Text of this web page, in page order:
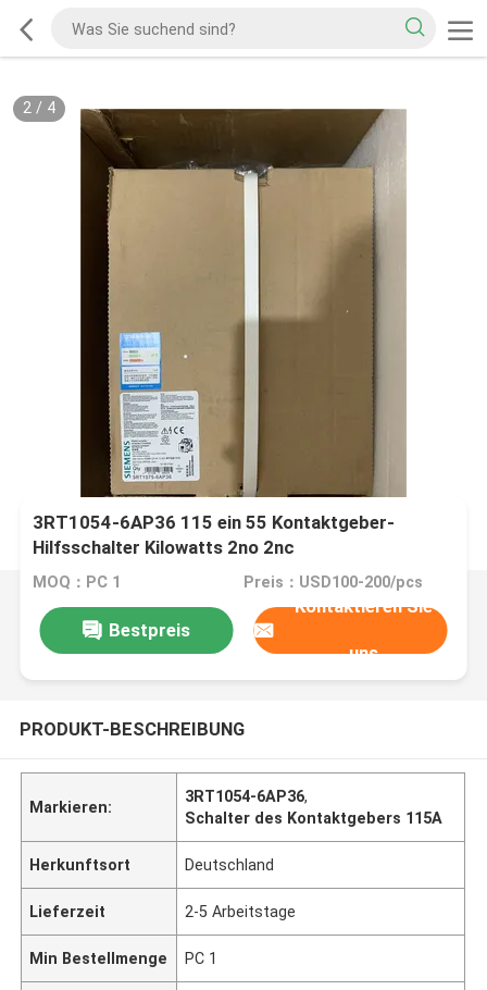
2/ 4
3RT1054-6AP36 115 ein 55 Kontaktgeber-
Hilfsschalter Kilowatts 2no 2nc
MOQ：PC 1 Preis：USD100-200/pcs
Bestpreis
Kontaktieren Sie
uns
PRODUKT-BESCHREIBUNG
Markieren:
3RT1054-6AP36,
Schalter des Kontaktgebers 115A
Herkunftsort Deutschland
Lieferzeit 2-5 Arbeitstage
Min Bestellmenge PC 1